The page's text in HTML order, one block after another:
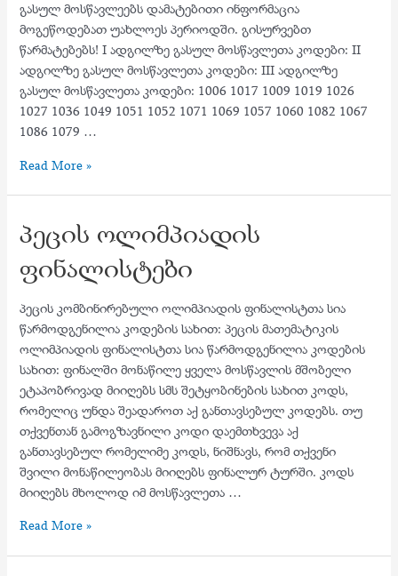
გასულ მოსწავლეებს დამატებითი ინფორმაცია
მოგეწოდებათ უახლოეს პერიოდში. გისურვებთ
წარმატებებს! I ადგილზე გასულ მოსწავლეთა კოდები: II
ადგილზე გასულ მოსწავლეთა კოდები: III ადგილზე
გასულ მოსწავლეთა კოდები: 1006 1017 1009 1019 1026
1027 1036 1049 1051 1052 1071 1069 1057 1060 1082 1067
1086 1079 …
პეცის
მათემატიკის
ოლიმპიადაში
გამარჯვებული
მოსწავლეები
Read More »
პეცის ოლიმპიადის
ფინალისტები
პეცის კომბინირებული ოლიმპიადის ფინალისტთა სია
წარმოდგენილია კოდების სახით: პეცის მათემატიკის
ოლიმპიადის ფინალისტთა სია წარმოდგენილია კოდების
სახით: ფინალში მონაწილე ყველა მოსწავლის მშობელი
ეტაპობრივად მიიღებს სმს შეტყობინების სახით კოდს,
რომელიც უნდა შეადაროთ აქ განთავსებულ კოდებს. თუ
თქვენთან გამოგზავნილი კოდი დაემთხვევა აქ
განთავსებულ რომელიმე კოდს, ნიშნავს, რომ თქვენი
შვილი მონაწილეობას მიიღებს ფინალურ ტურში. კოდს
მიიღებს მხოლოდ იმ მოსწავლეთა …
პეცის
Read More »